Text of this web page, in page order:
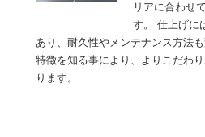
リアに合わせ
す。 仕上げに
あり、耐久性やメンテナンス方法
特徴を知る事により、よりこだわ
ります。……